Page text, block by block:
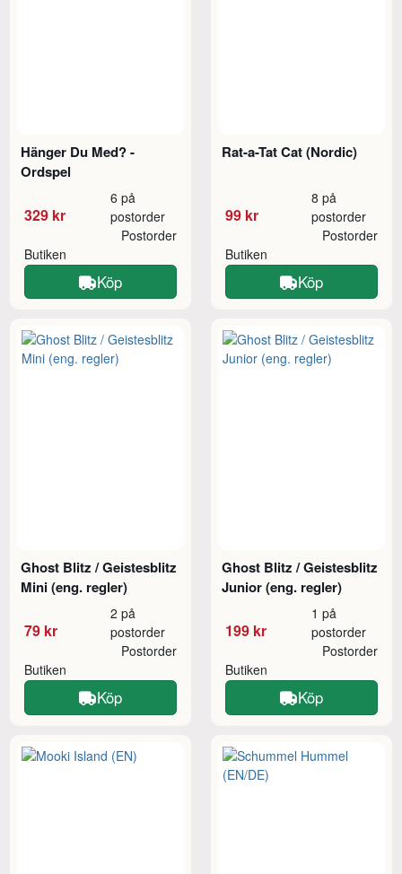
Hänger Du Med? -
Ordspel
329 kr
6 på
postorder
Butiken
Postorder
Köp
Rat-a-Tat Cat (Nordic)
99 kr
8 på
postorder
Butiken
Postorder
Köp
Ghost Blitz / Geistesblitz
Mini (eng. regler)
79 kr
2 på
postorder
Butiken
Postorder
Köp
Ghost Blitz / Geistesblitz
Junior (eng. regler)
199 kr
1 på
postorder
Butiken
Postorder
Köp